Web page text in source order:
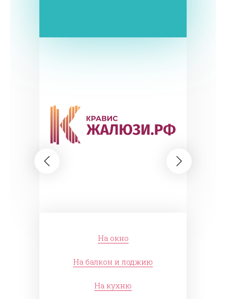
На окно
На балкон и лоджию
На кухню